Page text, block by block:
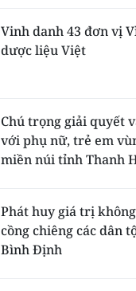
Vinh danh 43 đơn vị
dược liệu Việt
Chú trọng giải quyết
với phụ nữ, trẻ em
miền núi tỉnh Thanh
Phát huy giá trị
cồng chiêng các dân
Bình Định